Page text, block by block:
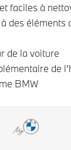
faciles à
des éléments
de la voiture
de
BMW